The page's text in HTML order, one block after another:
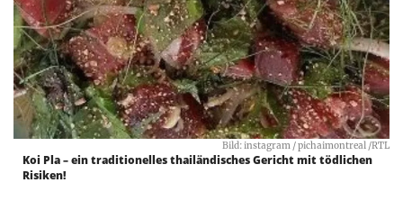
Bild: instagram / pichaimontreal /RTL
Koi Pla – ein traditionelles thailändisches Gericht mit tödlichen
Risiken!